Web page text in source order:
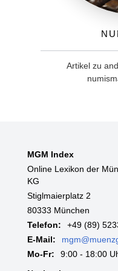
Artikel zu
MGM Index
Online Lexikon der
KG
Stiglmaierplatz 2
80333 München
Telefon:
+49 (89)
E-Mail:
Mo-Fr:
9:00 - 18:00